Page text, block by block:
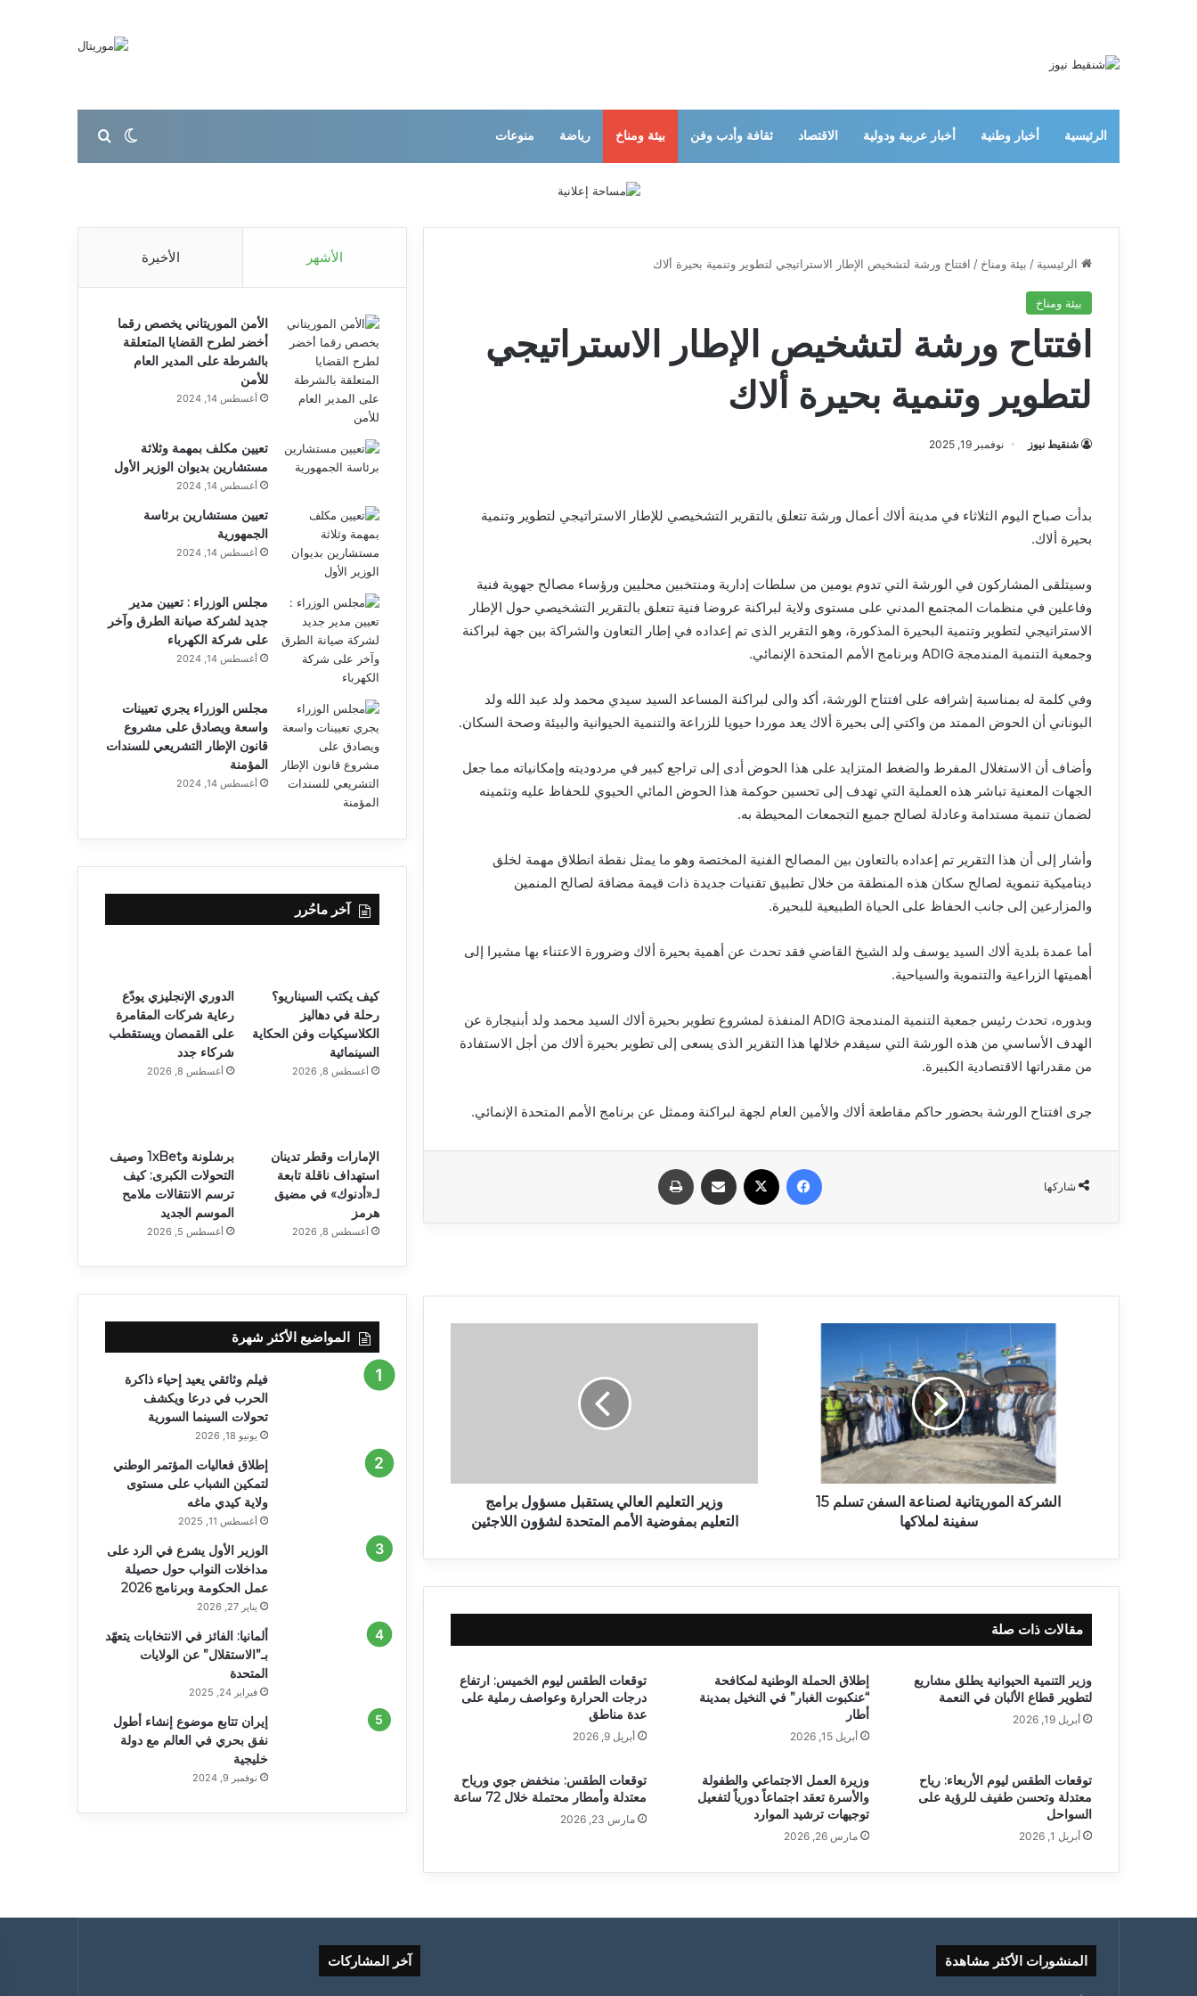
الرئيسية أخبار وطنية أخبار عربية ودولية الاقتصاد ثقافة وأدب وفن بيئة ومناخ رياضة منوعات الوضع المظلم
بحث عن
الرئيسية / بيئة ومناخ / افتتاح ورشة لتشخيص الإطار الاستراتيجي لتطوير وتنمية بحيرة ألاك
بيئة ومناخ
افتتاح ورشة لتشخيص الإطار الاستراتيجي
لتطوير وتنمية بحيرة ألاك
شنقيط نيوز نوفمبر 19, 2025
بدأت صباح اليوم الثلاثاء في مدينة ألاك أعمال ورشة تتعلق بالتقرير التشخيصي للإطار الاستراتيجي لتطوير وتنمية
بحيرة ألاك.
وسيتلقى المشاركون في الورشة التي تدوم يومين من سلطات إدارية ومنتخبين محليين ورؤساء مصالح جهوية فنية
وفاعلين في منظمات المجتمع المدني على مستوى ولاية لبراكنة عروضا فنية تتعلق بالتقرير التشخيصي حول الإطار
الاستراتيجي لتطوير وتنمية البحيرة المذكورة، وهو التقرير الذى تم إعداده في إطار التعاون والشراكة بين جهة لبراكنة
وجمعية التنمية المندمجة ADIG وبرنامج الأمم المتحدة الإنمائي.
وفي كلمة له بمناسبة إشرافه على افتتاح الورشة، أكد والى لبراكنة المساعد السيد سيدي محمد ولد عبد الله ولد
البوناني أن الحوض الممتد من واكتي إلى بحيرة ألاك يعد موردا حيويا للزراعة والتنمية الحيوانية والبيئة وصحة السكان.
وأضاف أن الاستغلال المفرط والضغط المتزايد على هذا الحوض أدى إلى تراجع كبير في مردوديته وإمكانياته مما جعل
الجهات المعنية تباشر هذه العملية التي تهدف إلى تحسين حوكمة هذا الحوض المائي الحيوي للحفاظ عليه وتثمينه
لضمان تنمية مستدامة وعادلة لصالح جميع التجمعات المحيطة به.
وأشار إلى أن هذا التقرير تم إعداده بالتعاون بين المصالح الفنية المختصة وهو ما يمثل نقطة انطلاق مهمة لخلق
ديناميكية تنموية لصالح سكان هذه المنطقة من خلال تطبيق تقنيات جديدة ذات قيمة مضافة لصالح المنمين
والمزارعين إلى جانب الحفاظ على الحياة الطبيعية للبحيرة.
أما عمدة بلدية ألاك السيد يوسف ولد الشيخ القاضي فقد تحدث عن أهمية بحيرة ألاك وضرورة الاعتناء بها مشيرا إلى
أهميتها الزراعية والتنموية والسياحية.
وبدوره، تحدث رئيس جمعية التنمية المندمجة ADIG المنفذة لمشروع تطوير بحيرة ألاك السيد محمد ولد أبنيجارة عن
الهدف الأساسي من هذه الورشة التي سيقدم خلالها هذا التقرير الذى يسعى إلى تطوير بحيرة ألاك من أجل الاستفادة
من مقدراتها الاقتصادية الكبيرة.
جرى افتتاح الورشة بحضور حاكم مقاطعة ألاك والأمين العام لجهة لبراكنة وممثل عن برنامج الأمم المتحدة الإنمائي.
شاركها
فيسبوك مشاركة عبر البريد
الشركة الموريتانية لصناعة السفن تسلم 15
سفينة لملاكها
وزير التعليم العالي يستقبل مسؤول برامج
التعليم بمفوضية الأمم المتحدة لشؤون اللاجئين
مقالات ذات صلة
وزير التنمية الحيوانية يطلق مشاريع
لتطوير قطاع الألبان في النعمة
أبريل 19, 2026
إطلاق الحملة الوطنية لمكافحة
“عنكبوت الغبار” في النخيل بمدينة
أطار
أبريل 15, 2026
توقعات الطقس ليوم الخميس: ارتفاع
درجات الحرارة وعواصف رملية على
عدة مناطق
أبريل 9, 2026
توقعات الطقس ليوم الأربعاء: رياح
معتدلة وتحسن طفيف للرؤية على
السواحل
أبريل 1, 2026
وزيرة العمل الاجتماعي والطفولة
والأسرة تعقد اجتماعاً دورياً لتفعيل
توجيهات ترشيد الموارد
مارس 26, 2026
توقعات الطقس: منخفض جوي ورياح
معتدلة وأمطار محتملة خلال 72 ساعة
مارس 23, 2026
الأشهر الأخيرة
الأمن الموريتاني يخصص رقما
أخضر لطرح القضايا المتعلقة
بالشرطة على المدير العام
للأمن
أغسطس 14, 2024
تعيين مكلف بمهمة وثلاثة
مستشارين بديوان الوزير الأول
أغسطس 14, 2024
تعيين مستشارين برئاسة
الجمهورية
أغسطس 14, 2024
مجلس الوزراء : تعيين مدير
جديد لشركة صيانة الطرق وآخر
على شركة الكهرباء
أغسطس 14, 2024
مجلس الوزراء يجري تعيينات
واسعة ويصادق على مشروع
قانون الإطار التشريعي للسندات
المؤمنة
أغسطس 14, 2024
آخر ماحُرر
كيف يكتب السيناريو؟
رحلة في دهاليز
الكلاسيكيات وفن الحكاية
السينمائية
أغسطس 8, 2026
الدوري الإنجليزي يودّع
رعاية شركات المقامرة
على القمصان ويستقطب
شركاء جدد
أغسطس 8, 2026
الإمارات وقطر تدينان
استهداف ناقلة تابعة
لـ«أدنوك» في مضيق
هرمز
أغسطس 8, 2026
برشلونة و1xBet وصيف
التحولات الكبرى: كيف
ترسم الانتقالات ملامح
الموسم الجديد
أغسطس 5, 2026
المواضيع الأكثر شهرة
فيلم وثائقي يعيد إحياء ذاكرة
الحرب في درعا ويكشف
تحولات السينما السورية
يونيو 18, 2026
إطلاق فعاليات المؤتمر الوطني
لتمكين الشباب على مستوى
ولاية كيدي ماغه
أغسطس 11, 2025
الوزير الأول يشرع في الرد على
مداخلات النواب حول حصيلة
عمل الحكومة وبرنامج 2026
يناير 27, 2026
ألمانيا: الفائز في الانتخابات يتعهّد
بـ”الاستقلال” عن الولايات
المتحدة
فبراير 24, 2025
إيران تتابع موضوع إنشاء أطول
نفق بحري في العالم مع دولة
خليجية
نوفمبر 9, 2024
المنشورات الأكثر مشاهدة آخر المشاركات